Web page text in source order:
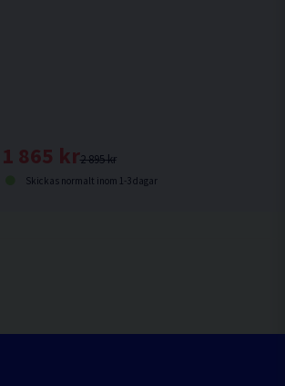
2 895 kr
1 865 kr
Skickas normalt inom 1-3 dagar